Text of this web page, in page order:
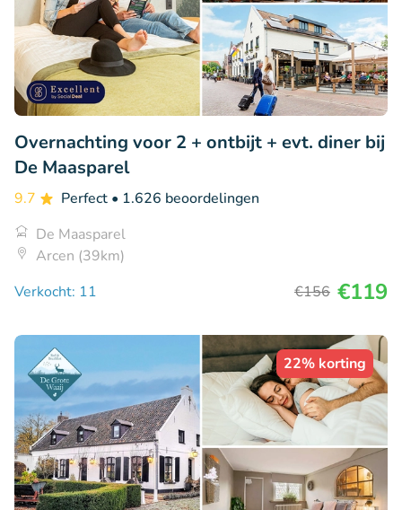
Overnachting voor 2 + ontbijt + evt. diner bij
De Maasparel
9.7 Perfect • 1.626 beoordelingen
De Maasparel
Arcen (39km)
Verkocht: 11
€156 €119
22% korting